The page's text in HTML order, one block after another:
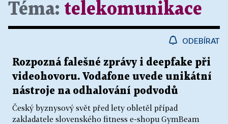
Téma: telekomunikace
ODEBÍRAT
Rozpozná falešné zprávy i deepfake při
videohovoru. Vodafone uvede unikátní
nástroje na odhalování podvodů
Český byznysový svět před lety obletěl případ
zakladatele slovenského fitness e-shopu GymBeam